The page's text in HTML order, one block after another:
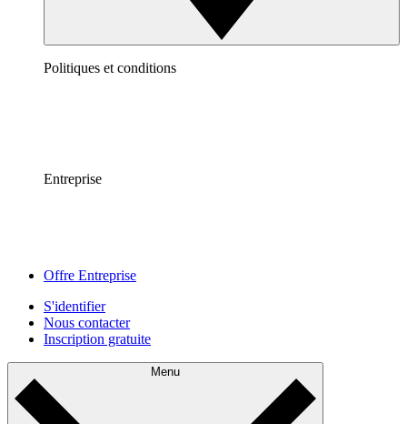
Politiques et conditions
Entreprise
Offre Entreprise
S'identifier
Nous contacter
Inscription gratuite
Menu